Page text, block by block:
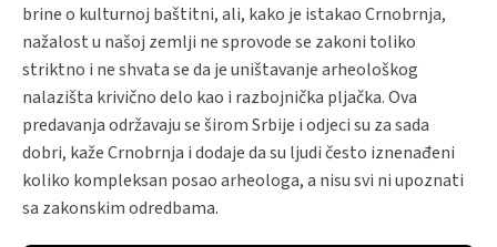
brine o kulturnoj baštitni, ali, kako je istakao Crnobrnja,
nažalost u našoj zemlji ne sprovode se zakoni toliko
striktno i ne shvata se da je uništavanje arheološkog
nalazišta krivično delo kao i razbojnička pljačka. Ova
predavanja održavaju se širom Srbije i odjeci su za sada
dobri, kaže Crnobrnja i dodaje da su ljudi često iznenađeni
koliko kompleksan posao arheologa, a nisu svi ni upoznati
sa zakonskim odredbama.